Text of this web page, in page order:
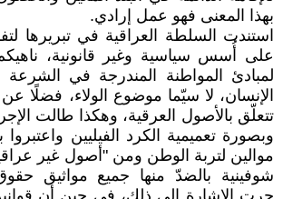
بهذا المعنى فهو عمل إرادي.
استندت السلطة العراقية في تبريرها
على أُسس سياسية وغير قانونية،
لمبادئ المواطنة المندرجة في الشرعة
الإنسان، لا سيّما موضوع الولاء، فضلًا
تتعلّق بالأصول العرقية، وهكذا طالت
وبصورة تعميمية الكرد الفيليين
موالين لتربة الوطن ومن "أصول غير
شوفينية بالضدّ منها جميع مواثيق